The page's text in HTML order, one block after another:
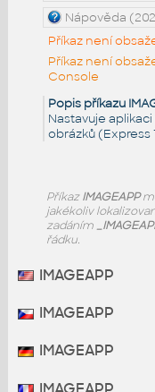
Nápověda
Příkaz není
Příkaz není
Console
Popis příkazu
Nastavuje
obrázků (Express
PříkazIMAGEAPP
jakékoliv
zadáním
řádku.
IMAGEAPP
IMAGEAPP
IMAGEAPP